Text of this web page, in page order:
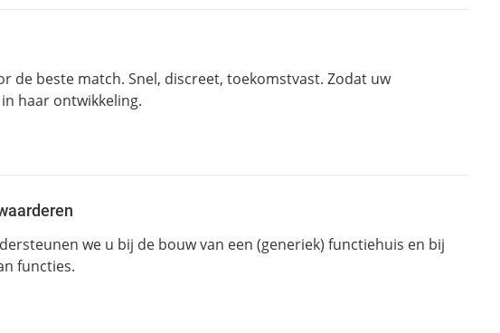
de beste match. Snel, discreet, toekomstvast. Zodat uw
haar ontwikkeling.
we u bij de bouw van een (generiek) functiehuis en bij
functies.